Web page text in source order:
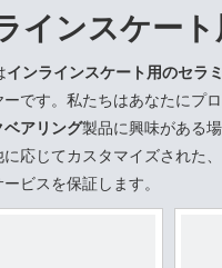
インスケー
インラインスケート用のセラ
です。私たちはあなたにプ
アリング製品に興味がある
応じてカスタマイズされた
ビスを保証します。